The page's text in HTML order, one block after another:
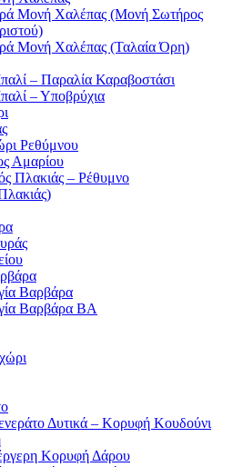
Μονή Χαλέπας (Μονή Σωτήρος
Μονή Χαλέπας (Ταλαία Όρη)
– Παραλία Καραβοστάσι
– Υποβρύχια
Ρεθύμνου
Αμαρίου
Πλακιάς – Ρέθυμνο
Βαρβάρα
Βαρβάρα ΒΑ
Δυτικά – Κορυφή Κουδούνι
Κορυφή Δάρου